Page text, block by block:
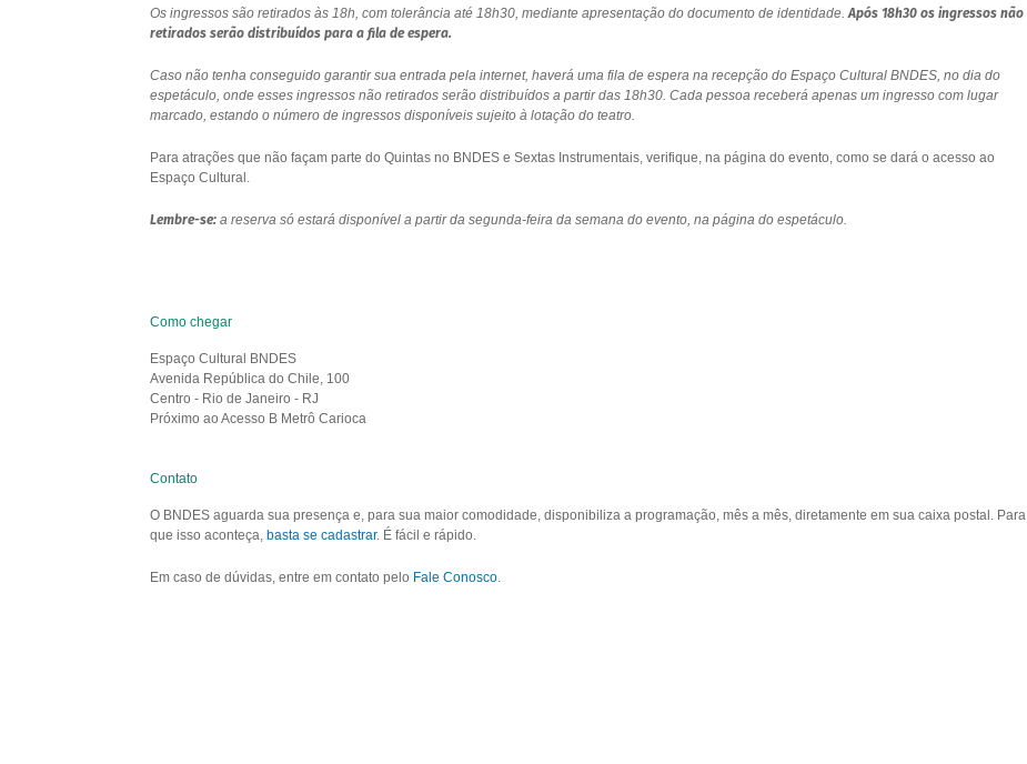
Os ingressos são retirados às 18h, com tolerância até 18h30, mediante apresentação do documento de identidade.Após 18h30 os ingressos não
retirados serão distribuídos para a fila de espera.
Caso não tenha conseguido garantir sua entrada pela internet, haverá uma fila de espera na recepção do Espaço Cultural BNDES, no dia do
espetáculo, onde esses ingressos não retirados serão distribuídos a partir das 18h30. Cada pessoa receberá apenas um ingresso com lugar
marcado, estando o número de ingressos disponíveis sujeito à lotação do teatro.
Para atrações que não façam parte do Quintas no BNDES e Sextas Instrumentais, verifique, na página do evento, como se dará o acesso ao
Espaço Cultural.
Lembre-se:a reserva só estará disponível a partir da segunda-feira da semana do evento, na página do espetáculo.
Como chegar
Espaço Cultural BNDES
Avenida República do Chile, 100
Centro - Rio de Janeiro - RJ
Próximo ao Acesso B Metrô Carioca
Contato
O BNDES aguarda sua presença e, para sua maior comodidade, disponibiliza a programação, mês a mês, diretamente em sua caixa postal. Para
que isso aconteça, basta se cadastrar. É fácil e rápido.
Em caso de dúvidas, entre em contato pelo Fale Conosco.